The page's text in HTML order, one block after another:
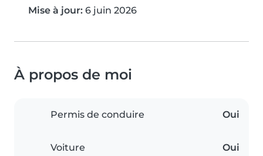
Mise à jour: 6 juin 2026
À propos de moi
Permis de conduire Oui
Voiture Oui